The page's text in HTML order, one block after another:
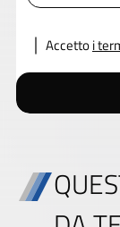
Accettoi